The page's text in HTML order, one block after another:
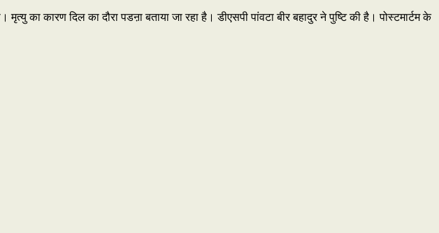
कारण दिल का दौरा पडऩा बताया जा रहा है। डीएसपी पांवटा बीर बहादुर ने पुष्टि की है। पोस्टमार्टम के